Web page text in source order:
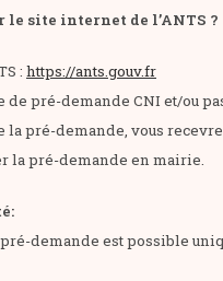
le site internet de l’ANTS ?
: https://ants.gouv.fr
pré-demande CNI et/ou
pré-demande, vous
la pré-demande en mairie.
demande est possible